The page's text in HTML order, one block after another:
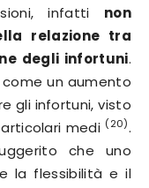
infatti non
relazione tra
degli infortuni.
un aumento
gli infortuni, visto
medi (20).
che uno
la flessibilità e il